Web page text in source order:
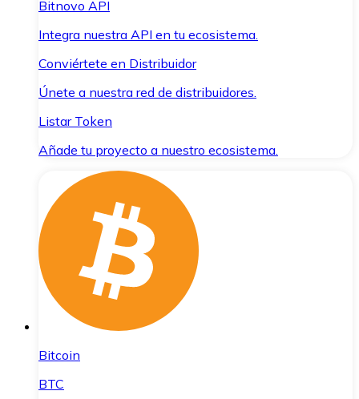
Bitnovo API
Integra nuestra API en tu ecosistema.
Conviértete en Distribuidor
Únete a nuestra red de distribuidores.
Listar Token
Añade tu proyecto a nuestro ecosistema.
Bitcoin
BTC